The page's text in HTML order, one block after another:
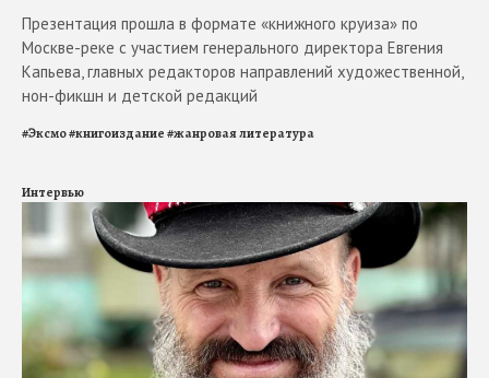
Презентация прошла в формате «книжного круиза» по
Москве-реке с участием генерального директора Евгения
Капьева, главных редакторов направлений художественной,
нон-фикшн и детской редакций
#Эксмо#книгоиздание#жанровая литература
Интервью